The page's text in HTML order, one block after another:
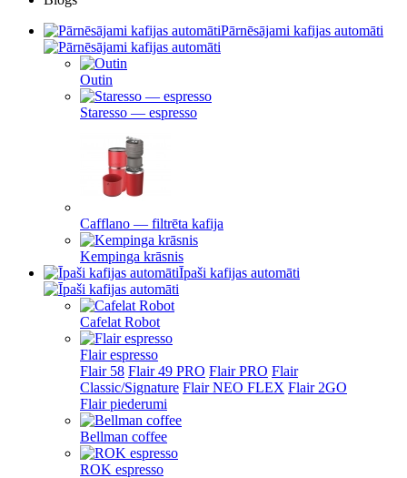
Pārnēsājami kafijas automāti
Outin
Staresso — espresso
Cafflano — filtrēta kafija
Kempinga krāsnis
Īpaši kafijas automāti
Cafelat Robot
Flair espresso
Flair 58 Flair 49 PRO Flair PRO Flair
Classic/Signature Flair NEO FLEX Flair 2GO
Flair piederumi
Bellman coffee
ROK espresso